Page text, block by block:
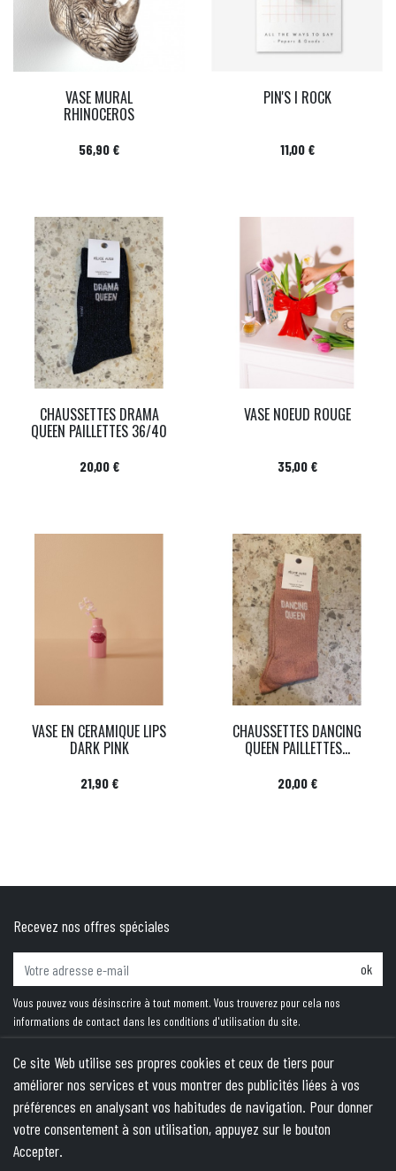
VASE MURAL
RHINOCEROS
Prix
56,90 €
PIN'S I ROCK
Prix
11,00 €
CHAUSSETTES DRAMA
QUEEN PAILLETTES 36/40
Prix
20,00 €
VASE NOEUD ROUGE
Prix
35,00 €
VASE EN CERAMIQUE LIPS
DARK PINK
Prix
21,90 €
CHAUSSETTES DANCING
QUEEN PAILLETTES...
Prix
20,00 €
Recevez nos offres spéciales
ok
Vous pouvez vous désinscrire à tout moment. Vous trouverez pour cela nos
informations de contact dans les conditions d'utilisation du site.
PRODUITS
NOTRE SOCIÉTÉ
Ce site Web utilise ses propres cookies et ceux de tiers pour
améliorer nos services et vous montrer des publicités liées à vos
préférences en analysant vos habitudes de navigation. Pour donner
votre consentement à son utilisation, appuyez sur le bouton
Accepter.